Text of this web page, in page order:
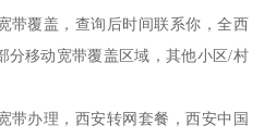
带覆盖，查询后时间联系你，全西
分移动宽带覆盖区域，其他小区/村
带办理，西安转网套餐，西安中国